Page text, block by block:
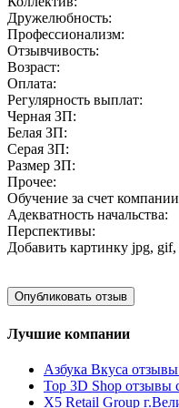
Дружелюбность:
Профессионализм:
Отзывчивость:
Возраст:
Оплата:
Регулярность выплат:
Черная ЗП:
Белая ЗП:
Серая ЗП:
Размер ЗП:
Прочее:
Обучение за счет
Адекватность начальства:
Перспективы:
Добавить картинку jpg, gif,
Лучшие компании
Азбука Вкуса
Top 3D Shop отзывы
X5 Retail Group